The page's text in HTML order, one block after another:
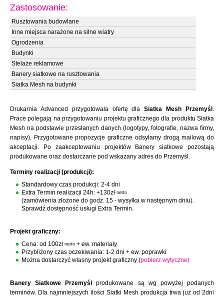
Zastosowanie:
Rusztowania budowlane
Inne miejsca narażone na silne wiatry
Ogrodzenia
Budynki
Stelaże reklamowe
Banery siatkowe na rusztowania
Siatka Mesh na budynki
Drukarnia Advanced przygotowała ofertę dlaSiatka Mesh Przemyśl .
Prace polegają na przygotowaniu projektu graficznego dla produktu Siatka
Mesh na podstawie przesłanych danych (logotypy, fotografie, nazwa firmy,
napisy). Przygotowane propozycje graficzne odsyłamy drogą mailową do
akceptacji. Po zaakceptowaniu projektów Banery siatkowe pozostają
produkowane oraz dostarczane pod wskazany adres do Przemyśl.
Terminy realizacji (produkcji):
Standardowy czas produkcji: 2-4 dni
Extra Termin realizacji 24h: +130zł netto
(zamówienia złożone do godz. 15 - wysyłka w następnym dniu).
Sprawdź dostępność usługi Extra Termin.
Projekt graficzny:
Cena: od 100zł netto + ew. materiały
Przybliżony czas oczekiwania: 1-2 dni + ew. poprawki
Można dostarczyć własny projekt graficzny (pobierz wytyczne)
Banery Siatkowe Przemyśl
produkowane są wg powyżej podanych
terminów. Dla najmniejszych ilości Siatki Mesh produkcja trwa już od 2dni